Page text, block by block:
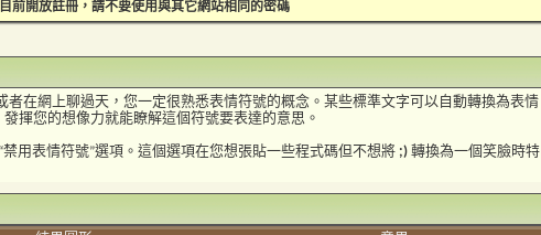
目前開放註冊，請不要使用與其它網站相同的密碼
在網上聊過天，您一定很熟悉表情符號的概念。某些標準文字可以自動轉換為表情
揮您的想像力就能瞭解這個符號要表達的意思。
用表情符號”選項。這個選項在您想張貼一些程式碼但不想將 ;) 轉換為一個笑臉時特